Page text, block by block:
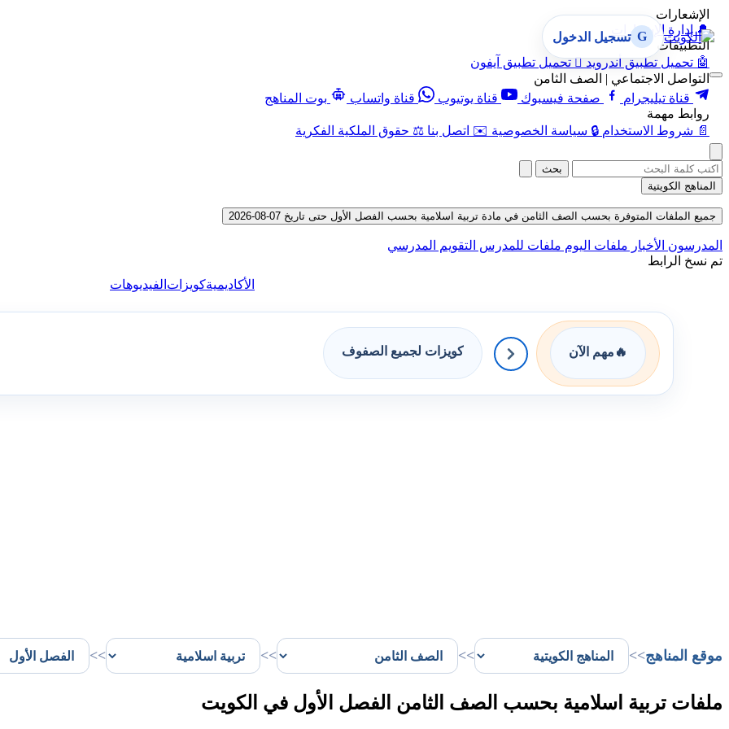
الإشعارات
🔔 إدارة الإشعارات
التطبيقات
🤖 تحميل تطبيق أندرويد  تحميل تطبيق آيفون
التواصل الاجتماعي | الصف الثامن
قناة تيليجرام
صفحة فيسبوك قناة يوتيوب قناة واتساب
بوت المناهج
روابط مهمة
📄 شروط الاستخدام 🔒 سياسة الخصوصية ✉️ اتصل بنا ⚖️ حقوق الملكية الفكرية
G تسجيل الدخول
بحث
المناهج الكويتية
جميع الملفات المتوفرة بحسب الصف الثامن في مادة تربية اسلامية بحسب الفصل الأول حتى تاريخ 07-08-2026
المدرسون الأخبار ملفات اليوم ملفات للمدرس التقويم المدرسي
تم نسخ الرابط
الأكاديميةكويزات الفيديوهات
🔥 مهم الآن كويزات لجميع الصفوف
موقع المناهج>>
>>
>>
>>
ملفات تربية اسلامية بحسب الصف الثامن الفصل الأول في الكويت